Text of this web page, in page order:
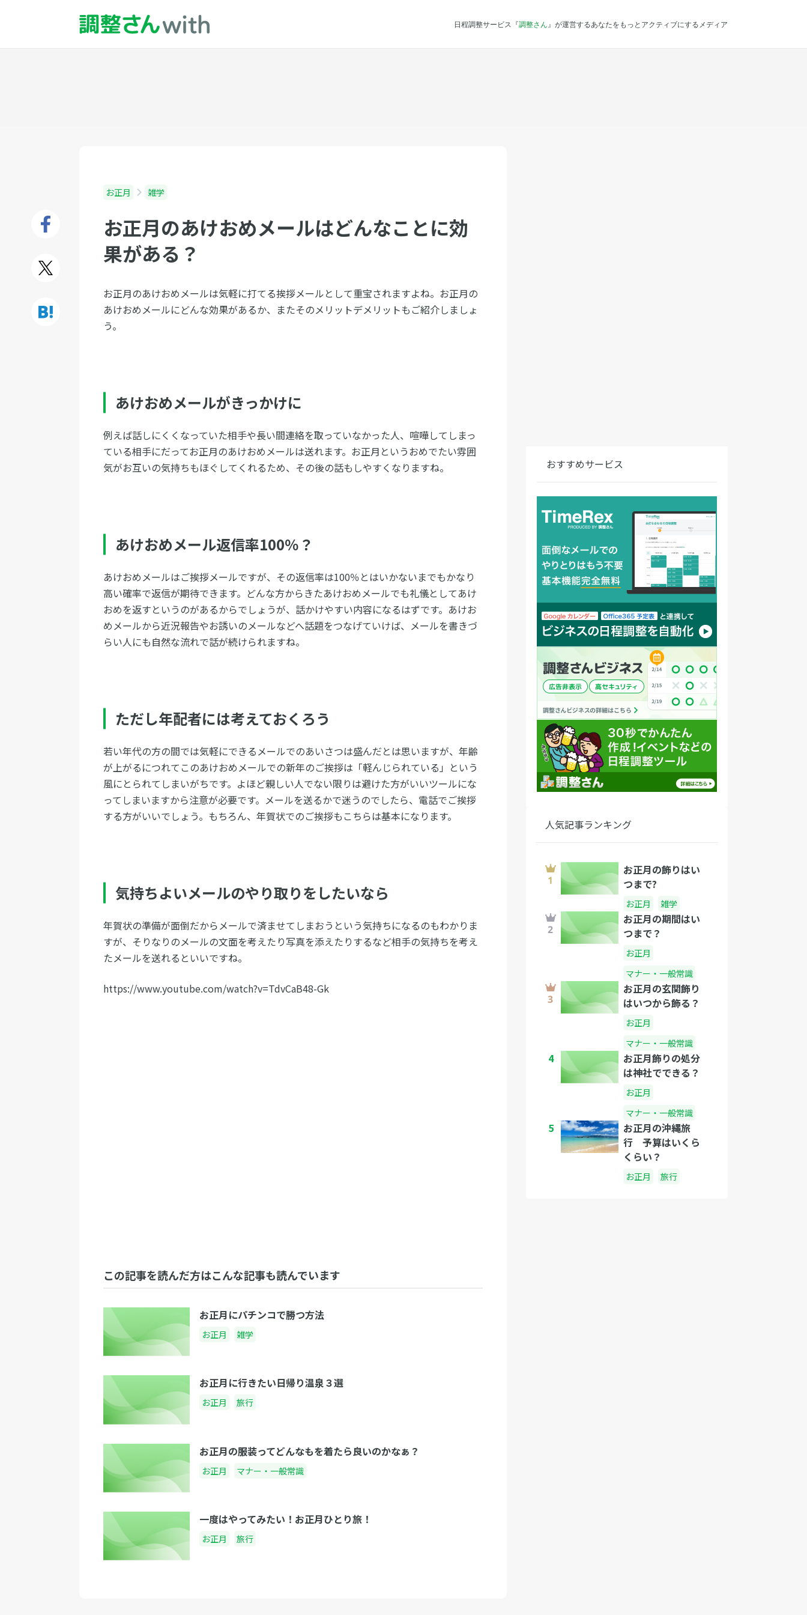
日程調整サービス『調整さん 』が運営するあなたをもっとアクティブにするメディア
お正月 雑学
お正月のあけおめメールはどんなことに効
果がある？
お正月のあけおめメールは気軽に打てる挨拶メールとして重宝されますよね。お正月の
あけおめメールにどんな効果があるか、またそのメリットデメリットもご紹介しましょ
う。
あけおめメールがきっかけに
例えば話しにくくなっていた相手や長い間連絡を取っていなかった人、喧嘩してしまっ
ている相手にだってお正月のあけおめメールは送れます。お正月というおめでたい雰囲
気がお互いの気持ちもほぐしてくれるため、その後の話もしやすくなりますね。
あけおめメール返信率100％？
あけおめメールはご挨拶メールですが、その返信率は100％とはいかないまでもかなり
高い確率で返信が期待できます。どんな方からきたあけおめメールでも礼儀としてあけ
おめを返すというのがあるからでしょうが、話かけやすい内容になるはずです。あけお
めメールから近況報告やお誘いのメールなどへ話題をつなげていけば、メールを書きづ
らい人にも自然な流れで話が続けられますね。
ただし年配者には考えておくろう
若い年代の方の間では気軽にできるメールでのあいさつは盛んだとは思いますが、年齢
が上がるにつれてこのあけおめメールでの新年のご挨拶は「軽んじられている」という
風にとられてしまいがちです。よほど親しい人でない限りは避けた方がいいツールにな
ってしまいますから注意が必要です。メールを送るかで迷うのでしたら、電話でご挨拶
する方がいいでしょう。もちろん、年賀状でのご挨拶もこちらは基本になります。
気持ちよいメールのやり取りをしたいなら
年賀状の準備が面倒だからメールで済ませてしまおうという気持ちになるのもわかりま
すが、そりなりのメールの文面を考えたり写真を添えたりするなど相手の気持ちを考え
たメールを送れるといいですね。
https://www.youtube.com/watch?v=TdvCaB48-Gk
この記事を読んだ方はこんな記事も読んでいます
お正月にパチンコで勝つ方法
お正月 雑学
お正月に行きたい日帰り温泉３選
お正月 旅行
お正月の服装ってどんなもを着たら良いのかなぁ？
お正月 マナー・一般常識
一度はやってみたい！お正月ひとり旅！
お正月 旅行
おすすめサービス
人気記事ランキング
お正月の飾りはい
つまで?
お正月 雑学
お正月の期間はい
つまで？
お正月
マナー・一般常識
お正月の玄関飾り
はいつから飾る？
お正月
マナー・一般常識
4
お正月飾りの処分
は神社でできる？
お正月
マナー・一般常識
5
お正月の沖縄旅
行 予算はいくら
くらい？
お正月 旅行